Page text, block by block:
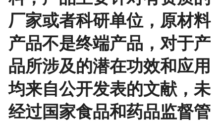
厂家或者科研单位，原材料
产品不是终端产品，对于产
品所涉及的潜在功效和应用
均来自公开发表的文献，未
经过国家食品和药品监督管